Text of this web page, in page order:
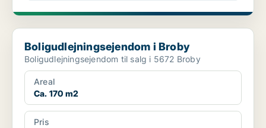
Boligudlejningsejendom i Broby
Boligudlejningsejendom i Broby
Boligudlejningsejendom til salg i 5672 Broby
Areal
Ca. 170 m2
Pris